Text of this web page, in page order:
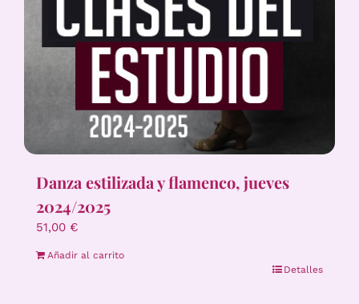
Danza estilizada y flamenco, jueves
2024/2025
51,00 €
Añadir al carrito
Detalles